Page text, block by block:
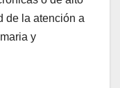
de la atención a
y